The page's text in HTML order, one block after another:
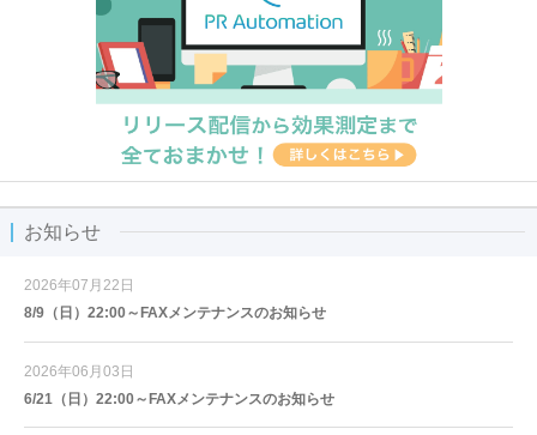
お知らせ
2026年07月22日
8/9（日）22:00～FAXメンテナンスのお知らせ
2026年06月03日
6/21（日）22:00～FAXメンテナンスのお知らせ